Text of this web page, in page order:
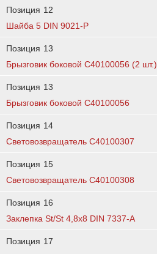
Позиция 12
Шайба 5 DIN 9021-P
Позиция 13
Брызговик боковой C40100056 (2 шт.)
Позиция 13
Брызговик боковой C40100056
Позиция 14
Световозвращатель C40100307
Позиция 15
Световозвращатель C40100308
Позиция 16
Заклепка St/St 4,8х8 DIN 7337-A
Позиция 17